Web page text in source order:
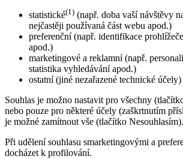
statistické(1) (např. doba vaší návštěvy
nejčastěji používaná část webu apod.)
preferenční (např. identifikace
apod.)
marketingové a reklamní (např.
statistika vyhledávání apod.)
ostatní (jiné nezařazené technické účely)
Souhlas je možno nastavit pro všechny
nebo pouze pro některé účely (zaškrtnutím
je možné zamítnout vše (tlačítko Nesouhlasím).
Při udělení souhlasu smarketingovými a
docházet k profilování.